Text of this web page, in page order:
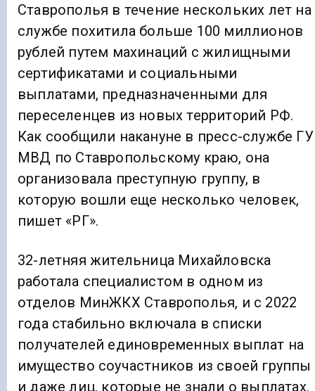
Ставрополья в течение нескольких лет на
службе похитила больше 100 миллионов
рублей путем махинаций с жилищными
сертификатами и социальными
выплатами, предназначенными для
переселенцев из новых территорий РФ.
Как сообщили накануне в пресс-службе ГУ
МВД по Ставропольскому краю, она
организовала преступную группу, в
которую вошли еще несколько человек,
пишет «РГ».
32-летняя жительница Михайловска
работала специалистом в одном из
отделов МинЖКХ Ставрополья, и с 2022
года стабильно включала в списки
получателей единовременных выплат на
имущество соучастников из своей группы
и даже лиц, которые не знали о выплатах.